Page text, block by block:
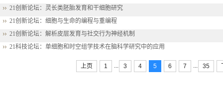
21创新论坛：灵长类胚胎发育和干细胞研究
21创新论坛：细胞与生命的编程与重编程
21创新论坛：解析皮层发育与社交行为神经机制
21科技论坛：单细胞和时空组学技术在脑科学研究中的应用
上页 1 ... 3 4 5 6 7 ... 35